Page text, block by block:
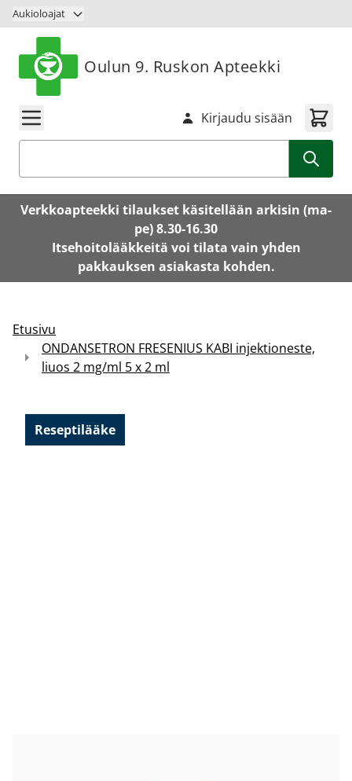
Siirry sisältöön
Aukioloajat
Oulun 9. Ruskon Apteekki
Kirjaudu sisään
Verkkoapteekki tilaukset käsitellään arkisin (ma-
pe) 8.30-16.30
Itsehoitolääkkeitä voi tilata vain yhden
pakkauksen asiakasta kohden.
Etusivu
ONDANSETRON FRESENIUS KABI injektioneste,
liuos 2 mg/ml 5 x 2 ml
Reseptilääke